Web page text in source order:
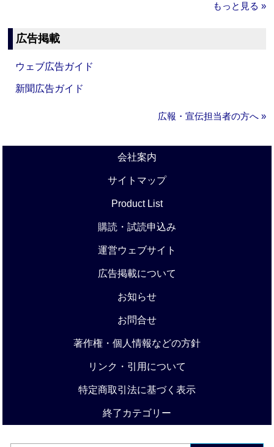
もっと見る »
広告掲載
ウェブ広告ガイド
新聞広告ガイド
広報・宣伝担当者の方へ »
会社案内
サイトマップ
Product List
購読・試読申込み
運営ウェブサイト
広告掲載について
お知らせ
お問合せ
著作権・個人情報などの方針
リンク・引用について
特定商取引法に基づく表示
終了カテゴリー